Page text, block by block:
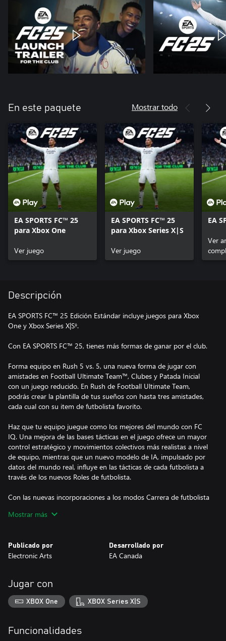
En este paquete Mostrar todo
EA SPORTS FC™ 25
para Xbox One
Ver juego
EA SPORTS FC™ 25
para Xbox Series X|S
Ver juego
EA
Ver
Descripción
EA SPORTS FC™ 25 Edición Estándar incluye juegos para Xbox
One y Xbox Series X|S†.
Con EA SPORTS FC™ 25, tienes más formas de ganar por el club.
Forma equipo en Rush 5 vs. 5, una nueva forma de jugar con
amistades en Football Ultimate Team™, Clubes y Patada Inicial
con un juego reducido. En Rush de Football Ultimate Team,
podrás crear la plantilla de tus sueños con hasta tres amistades,
cada cual con su item de futbolista favorito.
Haz que tu equipo juegue como los mejores del mundo con FC
IQ. Una mejora de las bases tácticas en el juego ofrece un mayor
control estratégico y movimientos colectivos más realistas a nivel
de equipo, mientras que un nuevo modelo de IA, impulsado por
datos del mundo real, influye en las tácticas de cada futbolista a
través de los nuevos Roles de futbolista.
Con las nuevas incorporaciones a los modos Carrera de futbolista
mundo real con puntos de inicio en vivo**. Reescribe las historias
Carrera femenil, donde controlarás un club o una futbolista de las
5 principales ligas femeniles.
clubes y de las competencias más importantes del mundo, con
datos de partidos de las mejores ligas del planeta que potencian
la manera en la que más de 19,000 futbolistas se mueven, juegan
Mostrar más
Publicado por
Electronic Arts
Desarrollado por
EA Canada
Jugar con
XBOX One XBOX Series X|S
Funcionalidades